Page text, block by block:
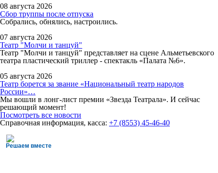
08 августа 2026
Сбор труппы после отпуска
Собрались, обнялись, настроились.
07 августа 2026
Театр "Молчи и танцуй"
Театр "Молчи и танцуй" представляет на сцене Альметьевского
театра пластический триллер - спектакль «Палата №6».
05 августа 2026
Театр борется за звание «Национальный театр народов
России»…
Мы вошли в лонг-лист премии «Звезда Театрала». И сейчас
решающий момент!
Посмотреть все новости
Справочная информация, касса: +7 (8553) 45-46-40
Решаем вместе